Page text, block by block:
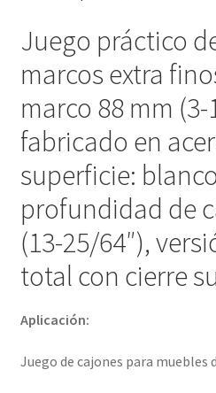
suave,
juego
de
3275112.
para
de
cocina
y
mucho
más,
EMUCA
Juego práctico
marcos extra
marco 88 mm (3-
fabricado en
superficie:
profundidad de
(13-25/64″),
total con cierre
Aplicación:
Juego de cajones para muebles